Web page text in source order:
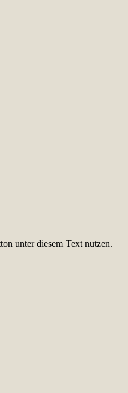
unter diesem Text nutzen.